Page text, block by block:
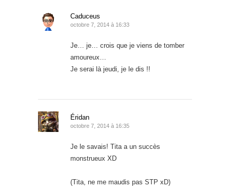
Caduceus
octobre 7, 2014 à 16:33
Je… je… crois que je viens de tomber
amoureux…
Je serai là jeudi, je le dis !!
Éridan
octobre 7, 2014 à 16:35
Je le savais! Tita a un succès
monstrueux XD
(Tita, ne me maudis pas STP xD)